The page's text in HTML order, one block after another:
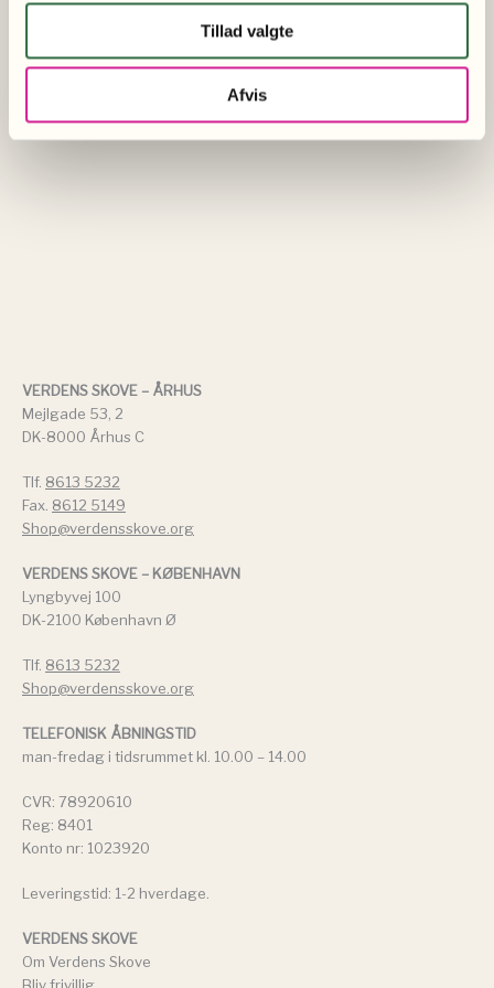
Tillad valgte
Afvis
VERDENS SKOVE – ÅRHUS
Mejlgade 53, 2
DK-8000 Århus C
Tlf. 8613 5232
Fax. 8612 5149
Shop@verdensskove.org
VERDENS SKOVE – KØBENHAVN
Lyngbyvej 100
DK-2100 København Ø
Tlf. 8613 5232
Shop@verdensskove.org
TELEFONISK ÅBNINGSTID
man-fredag i tidsrummet kl. 10.00 – 14.00
CVR: 78920610
Reg: 8401
Konto nr: 1023920
Leveringstid: 1-2 hverdage.
VERDENS SKOVE
Om Verdens Skove